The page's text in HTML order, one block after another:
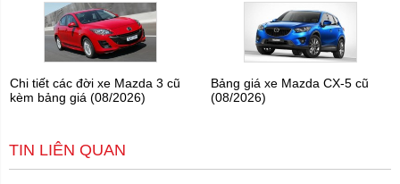
Chi tiết các đời xe Mazda 3 cũ
kèm bảng giá (08/2026)
Bảng giá xe Mazda CX-5 cũ
(08/2026)
TIN LIÊN QUAN